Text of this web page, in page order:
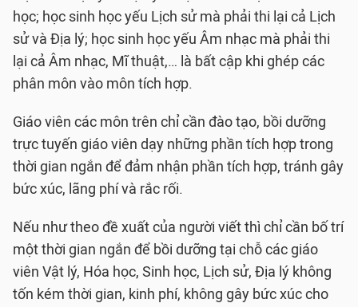
học; học sinh học yếu Lịch sử mà phải thi lại cả Lịch
sử và Địa lý; học sinh học yếu Âm nhạc mà phải thi
lại cả Âm nhạc, Mĩ thuật,… là bất cập khi ghép các
phân môn vào môn tích hợp.
Giáo viên các môn trên chỉ cần đào tạo, bồi dưỡng
trực tuyến giáo viên dạy những phần tích hợp trong
thời gian ngắn để đảm nhận phần tích hợp, tránh gây
bức xúc, lãng phí và rắc rối.
Nếu như theo đề xuất của người viết thì chỉ cần bố trí
một thời gian ngắn để bồi dưỡng tại chỗ các giáo
viên Vật lý, Hóa học, Sinh học, Lịch sử, Địa lý không
tốn kém thời gian, kinh phí, không gây bức xúc cho